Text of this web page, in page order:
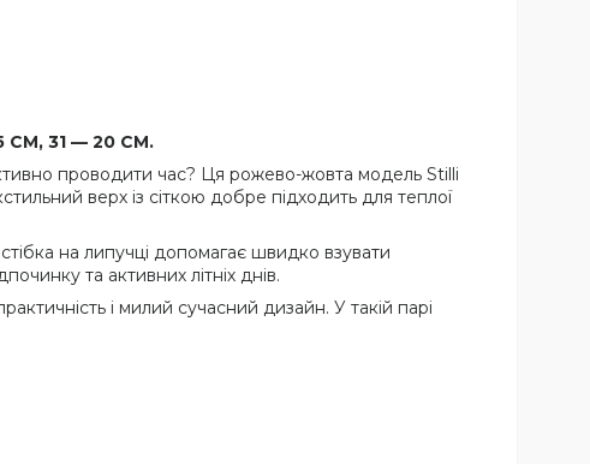
СМ, 31 — 20 СМ.
проводити час? Ця рожево-жовта модель Stilli
верх із сіткою добре підходить для теплої
на липучці допомагає швидко взувати
та активних літніх днів.
і милий сучасний дизайн. У такій парі